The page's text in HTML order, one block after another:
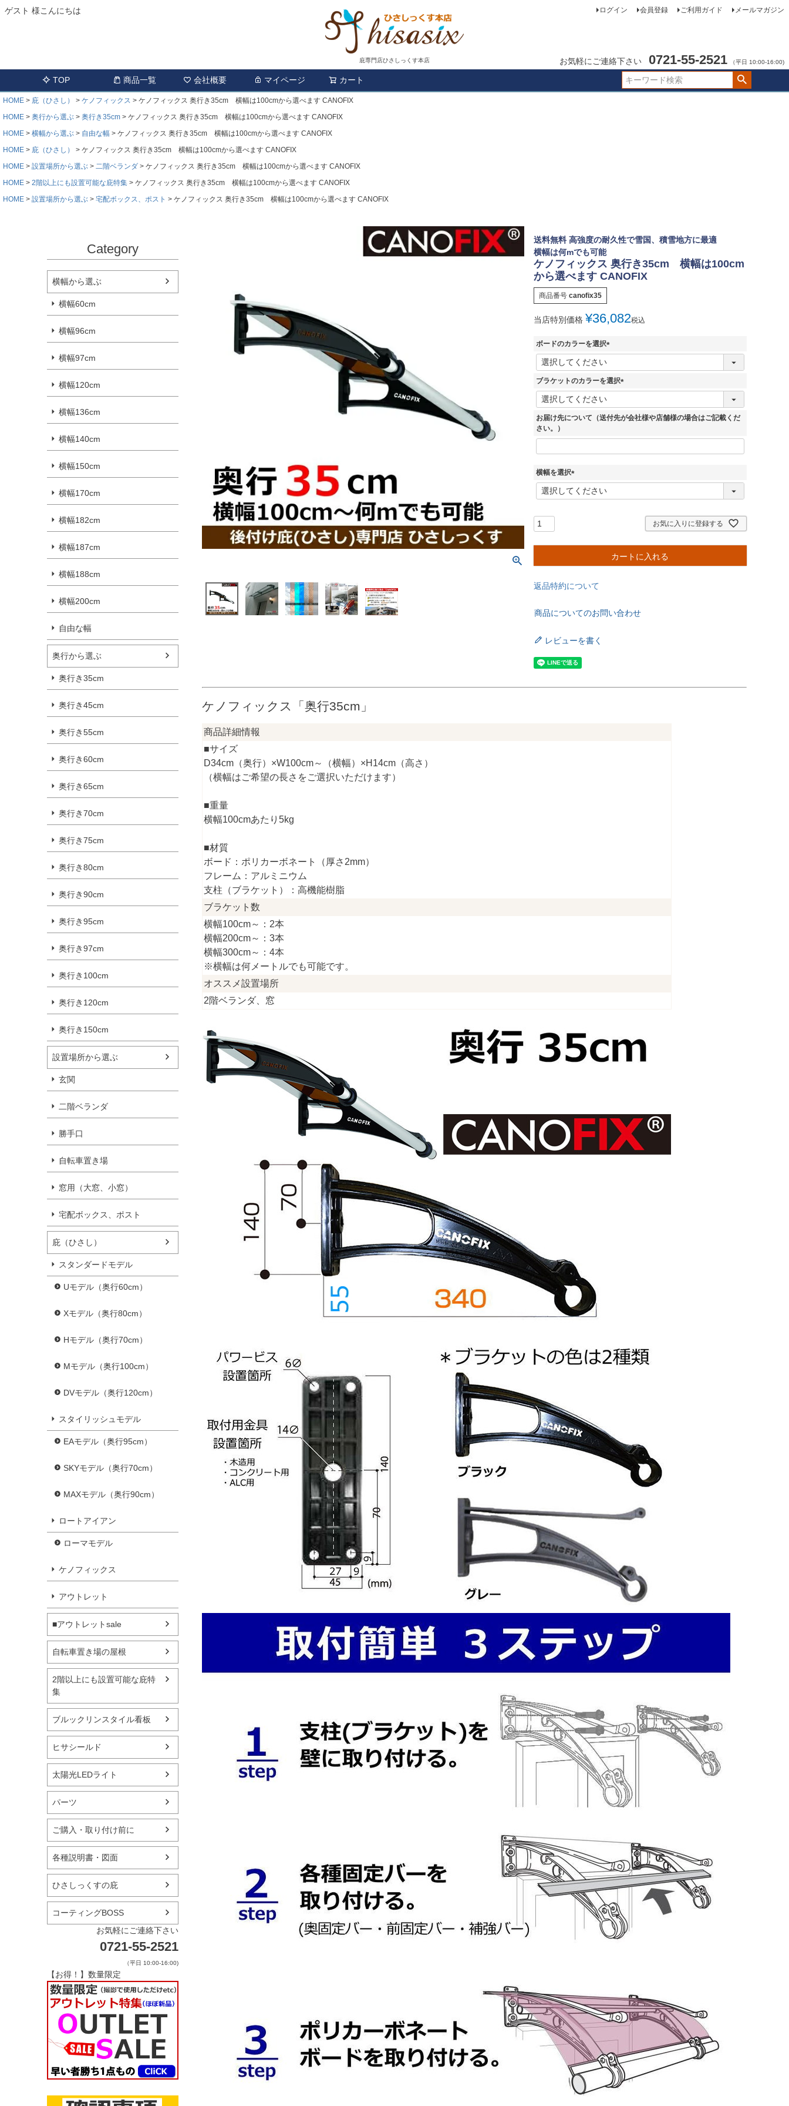
ゲスト 様こんにちは
庇専門店ひさしっくす本店
ログイン 会員登録 ご利用ガイド メールマガジン
お気軽にご連絡下さい 0721-55-2521 （平日 10:00-16:00)
TOP 商品一覧 会社概要 マイページ カート
HOME 庇（ひさし） ケノフィックス
ケノフィックス 奥行き35cm 横幅は100cmから選べます CANOFIX
HOME
奥行から選ぶ 奥行き35cm
ケノフィックス 奥行き35cm 横幅は100cmから選べます CANOFIX
HOME
横幅から選ぶ 自由な幅
ケノフィックス 奥行き35cm 横幅は100cmから選べます CANOFIX
HOME
庇（ひさし）
ケノフィックス 奥行き35cm 横幅は100cmから選べます CANOFIX
HOME
設置場所から選ぶ 二階ベランダ
ケノフィックス 奥行き35cm 横幅は100cmから選べます CANOFIX
HOME
2階以上にも設置可能な庇特集
ケノフィックス 奥行き35cm 横幅は100cmから選べます CANOFIX
HOME
設置場所から選ぶ 宅配ボックス、ポスト ケノフィックス 奥行き35cm 横幅は100cmから選べます CANOFIX
Category
横幅から選ぶ
横幅60cm
横幅96cm
横幅97cm
横幅120cm
横幅136cm
横幅140cm
横幅150cm
横幅170cm
横幅182cm
横幅187cm
横幅188cm
横幅200cm
自由な幅
奥行から選ぶ
奥行き35cm
奥行き45cm
奥行き55cm
奥行き60cm
奥行き65cm
奥行き70cm
奥行き75cm
奥行き80cm
奥行き90cm
奥行き95cm
奥行き97cm
奥行き100cm
奥行き120cm
奥行き150cm
設置場所から選ぶ
玄関
二階ベランダ
勝手口
自転車置き場
窓用（大窓、小窓）
宅配ボックス、ポスト
庇（ひさし）
スタンダードモデル
Uモデル（奥行60cm）
Xモデル（奥行80cm）
Hモデル（奥行70cm）
Mモデル（奥行100cm）
DVモデル（奥行120cm）
スタイリッシュモデル
EAモデル（奥行95cm）
SKYモデル（奥行70cm）
MAXモデル（奥行90cm）
ロートアイアン
ローマモデル
ケノフィックス
アウトレット
■アウトレットsale
自転車置き場の屋根
2階以上にも設置可能な庇特
集
ブルックリンスタイル看板
ヒサシールド
太陽光LEDライト
パーツ
ご購入・取り付け前に
各種説明書・図面
ひさしっくすの庇
コーティングBOSS
お気軽にご連絡下さい
0721-55-2521
（平日 10:00-16:00)
【お得！】数量限定
送料無料 高強度の耐久性で雪国、積雪地方に最適
横幅は何mでも可能
ケノフィックス 奥行き35cm 横幅は100cm
から選べます CANOFIX
商品番号 canofix35
当店特別価格 ¥36,082税込
ボードのカラーを選択
(
須
ブラケットのカラーを選択
(
須
お届け先について（送付先が会社様や店舗様の場合はご記載くだ
さい。）
横幅を選択
(
必
お気に入りに登録する
カートに入れる
返品特約について
商品についてのお問い合わせ
レビューを書く
ケノフィックス「奥行35cm」
商品詳細情報
■サイズ
D34cm（奥行）×W100cm～（横幅）×H14cm（高さ）
（横幅はご希望の長さをご選択いただけます）
■重量
横幅100cmあたり5kg
■材質
ボード：ポリカーボネート（厚さ2mm）
フレーム：アルミニウム
支柱（ブラケット）：高機能樹脂
ブラケット数
横幅100cm～：2本
横幅200cm～：3本
横幅300cm～：4本
※横幅は何メートルでも可能です。
オススメ設置場所
2階ベランダ、窓